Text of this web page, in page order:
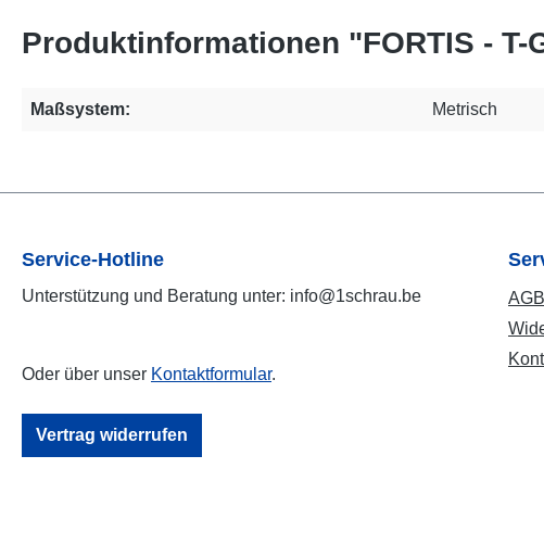
Produktinformationen "FORTIS -
Maßsystem: Metrisch
Service-Hotline
Unterstützung und Beratung unter: info@1schrau.be
Oder über unser Kontaktformular.
Vertrag widerrufen
AGB